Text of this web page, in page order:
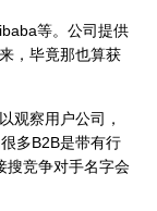
等。公司提供
，毕竟那也算获
察用户公司，
多B2B是带有行
搜竞争对手名字会